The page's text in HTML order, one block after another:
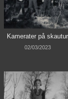
Kamerater på skautur
02/03/2023